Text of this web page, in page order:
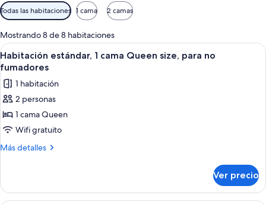
Filtros
disponibles
para
las
habitaciones
Todas las habitaciones 1 cama 2 camas
Mostrando 8 de 8 habitaciones
Abrir
todas
las
fotos
de
Habitación
estándar,
1
size,
para
Una habitación de esquina con una
7
Habitación estándar, 1 cama Queen size, para no
fumadores
1 habitación
2 personas
1 cama Queen
Wifi gratuito
Más detalles
Más
estándar,
Ver precio